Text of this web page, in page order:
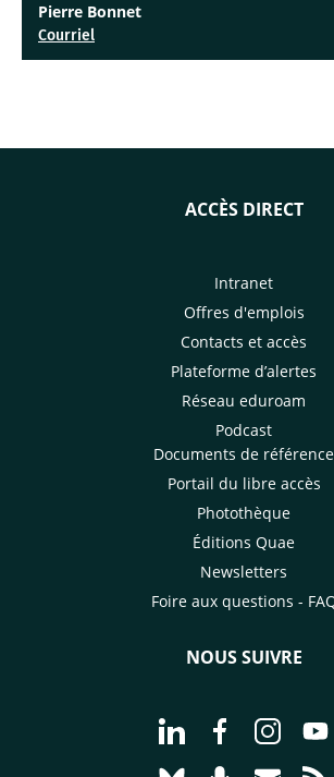
Pierre Bonnet
Courriel
ACCÈS DIRECT
Intranet
Offres d'emplois
Contacts et accès
Plateforme d’alertes
Réseau eduroam
Podcast
Documents de référence
Portail du libre accès
Photothèque
Éditions Quae
Newsletters
Foire aux questions -
NOUS SUIVRE
Aller à la page
Aller à la
Aller